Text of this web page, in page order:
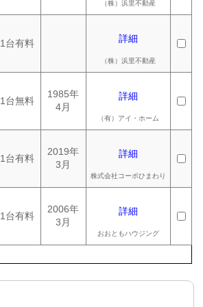
（株）浜里不動産
1台有料 詳細
（株）浜里不動産
1台無料
1985年
4月
詳細
（有）アイ・ホーム
1台有料
2019年
3月
詳細
株式会社コーポひまわり
1台有料
2006年
3月
詳細
おおともハウジング